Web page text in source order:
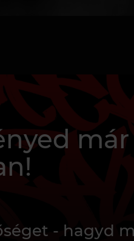
- hagyd